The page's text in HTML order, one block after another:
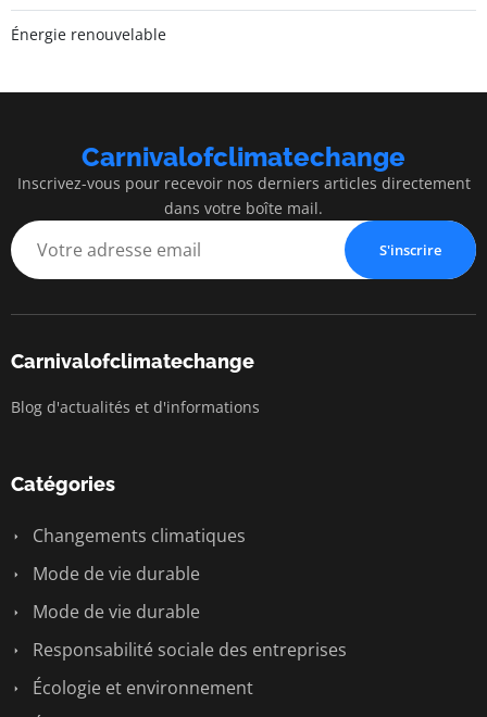
Énergie renouvelable
Carnivalofclimatechange
Inscrivez-vous pour recevoir nos derniers articles directement
dans votre boîte mail.
S'inscrire
Carnivalofclimatechange
Blog d'actualités et d'informations
Catégories
Changements climatiques
Mode de vie durable
Mode de vie durable
Responsabilité sociale des entreprises
Écologie et environnement